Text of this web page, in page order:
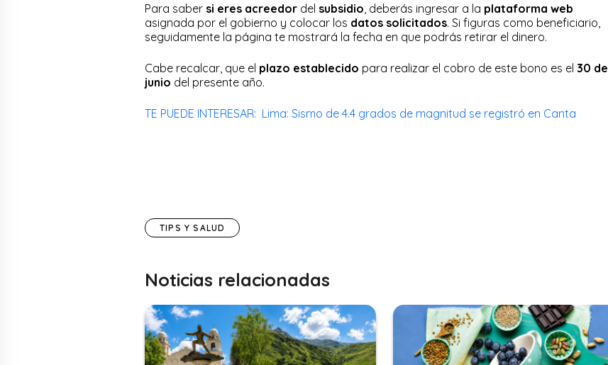
Para saber si eres acreedor del subsidio , deberás ingresar a la plataforma web
asignada por el gobierno y colocar los datos solicitados. Si figuras como beneficiario,
seguidamente la página te mostrará la fecha en que podrás retirar el dinero.
Cabe recalcar, que el plazo establecido para realizar el cobro de este bono es el 30 de
junio del presente año.
TE PUEDE INTERESAR: Lima: Sismo de 4.4 grados de magnitud se registró en Canta
TIPS Y SALUD
Noticias relacionadas